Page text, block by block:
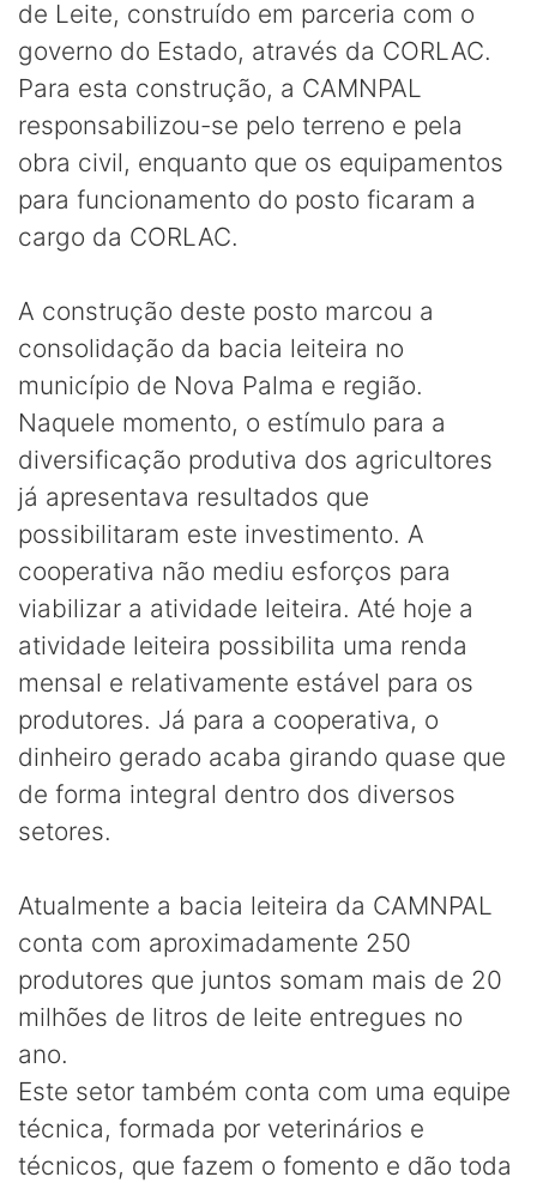
de Leite, construído em parceria com o
governo do Estado, através da CORLAC.
Para esta construção, a CAMNPAL
responsabilizou-se pelo terreno e pela
obra civil, enquanto que os equipamentos
para funcionamento do posto ficaram a
cargo da CORLAC.
A construção deste posto marcou a
consolidação da bacia leiteira no
município de Nova Palma e região.
Naquele momento, o estímulo para a
diversificação produtiva dos agricultores
já apresentava resultados que
possibilitaram este investimento. A
cooperativa não mediu esforços para
viabilizar a atividade leiteira. Até hoje a
atividade leiteira possibilita uma renda
mensal e relativamente estável para os
produtores. Já para a cooperativa, o
dinheiro gerado acaba girando quase que
de forma integral dentro dos diversos
setores.
Atualmente a bacia leiteira da CAMNPAL
conta com aproximadamente 250
produtores que juntos somam mais de 20
milhões de litros de leite entregues no
ano.
Este setor também conta com uma equipe
técnica, formada por veterinários e
técnicos, que fazem o fomento e dão toda